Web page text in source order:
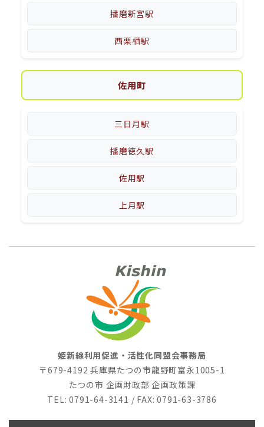
播磨新宮駅
西栗栖駅
佐用町
三日月駅
播磨徳久駅
佐用駅
上月駅
姫新線利用促進・活性化同盟会事務局
〒679-4192 兵庫県たつの市龍野町富永1005-1
たつの市 企画財政部 企画政策課
TEL: 0791-64-3141 / FAX: 0791-63-3786